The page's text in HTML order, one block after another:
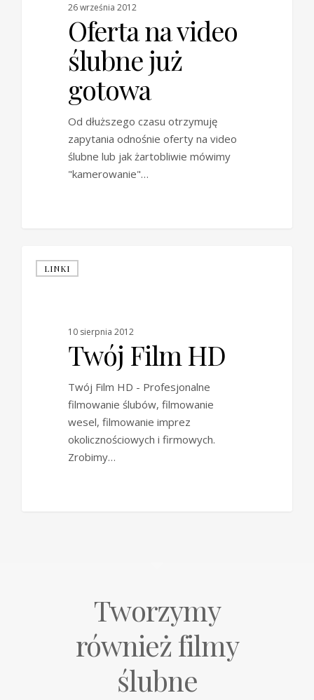
26 września 2012
Oferta na video
ślubne już
gotowa
Od dłuższego czasu otrzymuję
zapytania odnośnie oferty na video
ślubne lub jak żartobliwie mówimy
"kamerowanie"…
LINKI
10 sierpnia 2012
Twój Film HD
Twój Film HD - Profesjonalne
filmowanie ślubów, filmowanie
wesel, filmowanie imprez
okolicznościowych i firmowych.
Zrobimy…
Tworzymy
również filmy
ślubne